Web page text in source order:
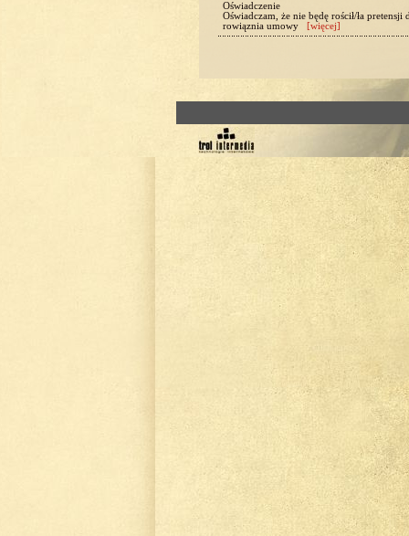
Oświadczenie
Oświadczam, że nie będę rościł/ła
rowiąznia umowy [więcej]